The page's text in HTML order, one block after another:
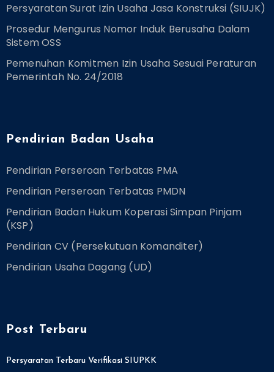
Persyaratan Surat Izin Usaha Jasa Konstruksi (SIUJK)
Prosedur Mengurus Nomor Induk Berusaha Dalam
Sistem OSS
Pemenuhan Komitmen Izin Usaha Sesuai Peraturan
Pemerintah No. 24/2018
Pendirian Badan Usaha
Pendirian Perseroan Terbatas PMA
Pendirian Perseroan Terbatas PMDN
Pendirian Badan Hukum Koperasi Simpan Pinjam
(KSP)
Pendirian CV (Persekutuan Komanditer)
Pendirian Usaha Dagang (UD)
Post Terbaru
Persyaratan Terbaru Verifikasi SIUPKK